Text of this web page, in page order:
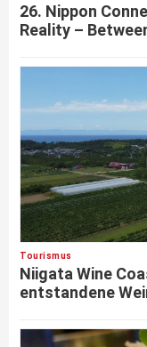
26. Nippon
Reality –
Tourismus
Niigata Wine
entstandene